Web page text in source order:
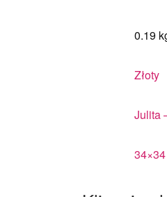
0.19
Złoty
Julita
34×34